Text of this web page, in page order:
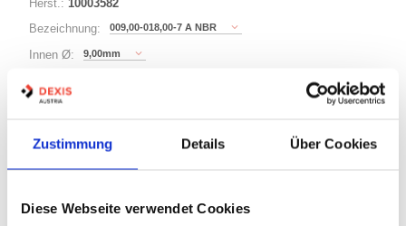
Zustimmung Details Über Cookies
Diese Webseite verwendet Cookies
Herst.: 10003582
Bezeichnung:
009,00-018,00-7 A NBR
Innen Ø: 9,00mm
Bauform:
Minimum (10)